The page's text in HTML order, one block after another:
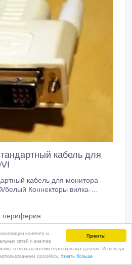
Принять!
контента и
сетей и анализа
о неразглашении персональных данных. Используя
coookies. Узнать больше
кабель для
кабель для монитора
белый Коннекторы вилка-
периферия